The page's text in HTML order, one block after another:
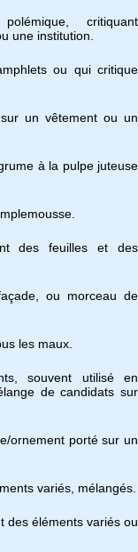
critiquant
une institution.
ou qui critique
un vêtement ou un
à la pulpe juteuse
des feuilles et des
ou morceau de
les maux.
souvent utilisé en
de candidats sur
ornement porté sur un
variés, mélangés.
des éléments variés ou